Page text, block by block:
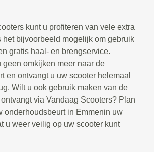
kunt u profiteren van vele extra
het bijvoorbeeld mogelijk om gebruik
gratis haal- en brengservice.
geen omkijken meer naar de
en ontvangt u uw scooter helemaal
Wilt u ook gebruik maken van de
via Vandaag Scooters? Plan
onderhoudsbeurt in Emmenin uw
u weer veilig op uw scooter kunt